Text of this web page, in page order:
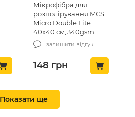
Мікрофібра для
розполірування MCS
Micro Double Lite
40х40 см, 340gsm
(MCS-03/1)
залишити відгук
148 грн
Показати ще